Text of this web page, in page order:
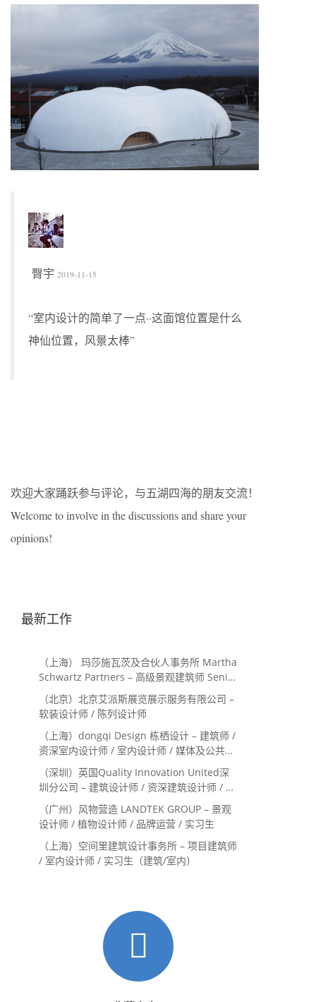
臀宇 2019-11-15
“室内设计的简单了一点··这面馆位置是什么
神仙位置，风景太棒”
欢迎大家踊跃参与评论，与五湖四海的朋友交流！
Welcome to involve in the discussions and share your
opinions!
最新工作
（上海） 玛莎施瓦茨及合伙人事务所 Martha
Schwartz Partners – 高级景观建筑师 Senior
Landscape Designer / 景观建筑师
Landscape Designer
（北京）北京艾派斯展览展示服务有限公司 –
软装设计师 / 陈列设计师
（上海）dongqi Design 栋栖设计 – 建筑师 /
资深室内设计师 / 室内设计师 / 媒体及公共关
系主管 / 设计实习生（常年招聘）
（深圳）英国Quality Innovation United深
圳分公司 – 建筑设计师 / 资深建筑设计师 / 室
内设计师 / 设计实习生
（广州）风物营造 LANDTEK GROUP – 景观
设计师 / 植物设计师 / 品牌运营 / 实习生
（上海）空间里建筑设计事务所 – 项目建筑师
/ 室内设计师 / 实习生（建筑/室内）